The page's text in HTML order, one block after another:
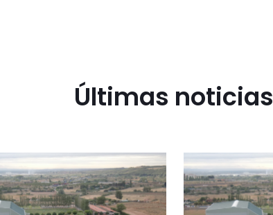
Últimas noticias